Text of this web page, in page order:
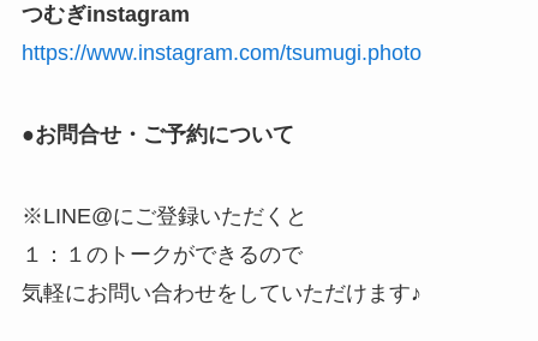
つむぎinstagram
https://www.instagram.com/tsumugi.photo
●お問合せ・ご予約について
※LINE@にご登録いただくと
１：１のトークができるので
気軽にお問い合わせをしていただけます♪